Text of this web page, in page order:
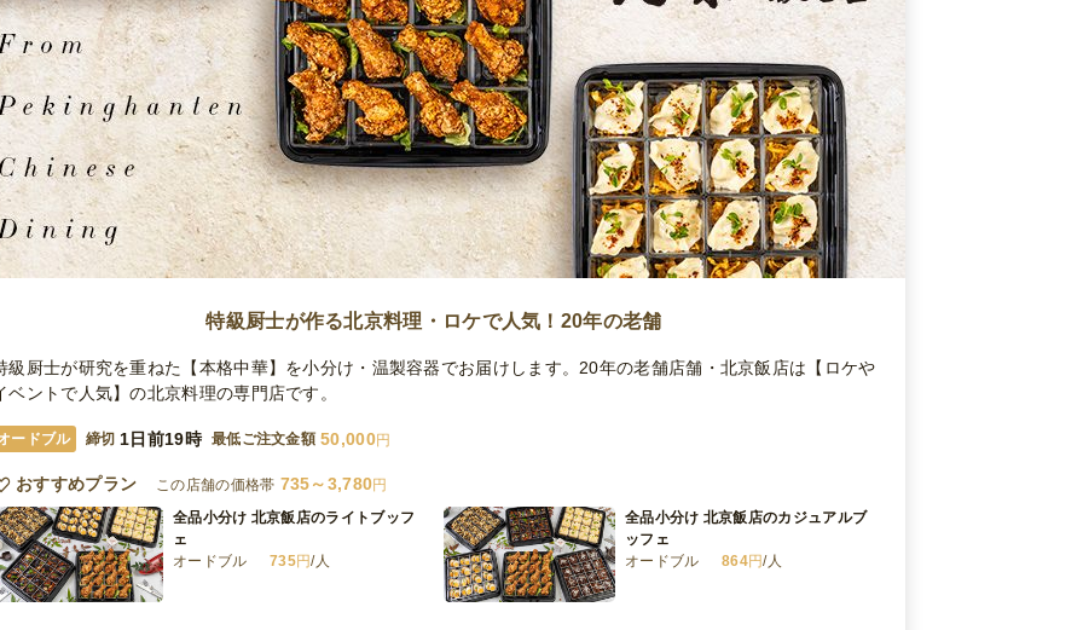
特級厨士が作る北京料理・ロケで人気！20年の老舗
級厨士が研究を重ねた【本格中華】を小分け・温製容器でお届けします。20年の老舗店舗・北京飯店は【ロケや
ベントで人気】の北京料理の専門店です。
ードブル 締切 1日前19時 最低ご注文金額 50,000円
おすすめプラン この店舗の価格帯 735～3,780円
全品小分け 北京飯店のライトブッフ
ェ
オードブル
735円/人
全品小分け 北京飯店のカジュアルブ
ッフェ
オードブル
864円/人